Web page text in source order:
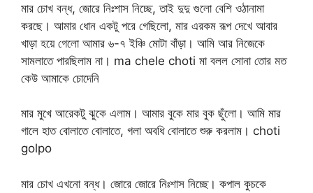
মার চোখ বন্ধ, জোরে নিঃশাস নিচ্ছে, তাই দুদু গুলো বেশি ওঠানামা
করছে। আমার ধোন একটু পরে গেছিলো, মার এরকম রূপ দেখে আবার
খাড়া হয়ে গেলো আমার ৬-৭ ইঞ্চি মোটা বাঁড়া। আমি আর নিজেকে
সামলাতে পারছিলাম না। ma chele choti মা বলল সোনা তোর মত
কেউ আমাকে চোদেনি
মার মুখে আরেকটু ঝুকে এলাম। আমার বুকে মার বুক ছুঁলো। আমি মার
গালে হাত বোলাতে বোলাতে, গলা অবধি বোলাতে শুরু করলাম। choti
golpo
মার চোখ এখনো বন্ধ। জোরে জোরে নিঃশাস নিচ্ছে। কপাল কুচকে